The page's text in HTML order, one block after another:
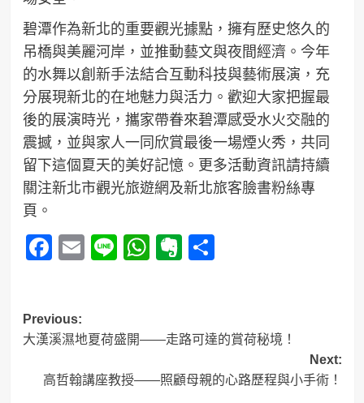
碧潭作為新北的重要觀光據點，擁有歷史悠久的
吊橋與美麗河岸，並推動藝文與夜間經濟。今年
的水舞以創新手法結合互動科技與藝術展演，充
分展現新北的在地魅力與活力。歡迎大家把握最
後的展演時光，攜家帶眷來碧潭感受水火交融的
震撼，並與家人一同欣賞最後一場煙火秀，共同
留下這個夏天的美好記憶。更多活動資訊請持續
關注新北市觀光旅遊網及新北旅客臉書粉絲專
頁。
Facebook
Email
LineWhatsApp
Evernote
分
Post
navigation
Previous:
大漢溪濕地夏荷盛開——走路可達的賞荷秘境！
Next:
高哲翰講座教授——照顧母親的心路歷程與小手術！